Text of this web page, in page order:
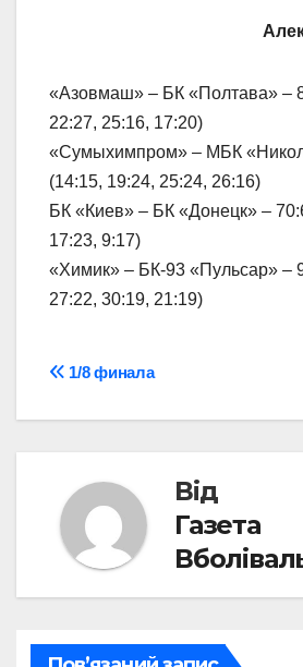
«Азовмаш» – БК «Полтава» –
22:27, 25:16, 17:20)
«Сумыхимпром» – МБК
(14:15, 19:24, 25:24, 26:16)
БК «Киев» – БК «Донецк» –
17:23, 9:17)
«Химик» – БК-93 «Пульсар» –
27:22, 30:19, 21:19)
Навігація
записів
1/8 финала
Від
Газета